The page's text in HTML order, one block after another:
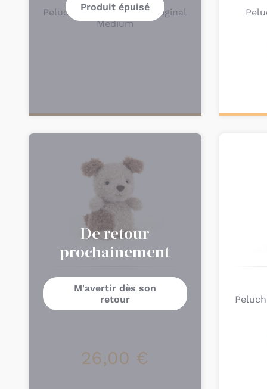
Peluche Bashful Turtle Original
Medium
Produit épuisé
JELLYCAT
Peluche Chien Little Pup
26,00 €
De retour
prochainement
M'avertir dès son
retour